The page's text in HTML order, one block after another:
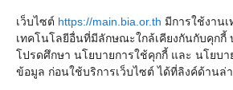
เว็บไซต์ https://main.bia.or.th มีการใช้งาน
เทคโนโลยีอื่นที่มีลักษณะใกล้เคียงกันกับคุกกี้
โปรดศึกษา นโยบายการใช้คุกกี้ และ นโยบ
ข้อมูล ก่อนใช้บริการเว็บไซต์ ได้ที่ลิงค์ด้านล่